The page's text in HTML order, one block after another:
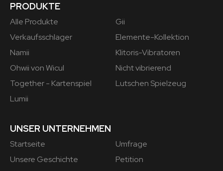
PRODUKTE
Alle Produkte
Verkaufsschlager
Namii
Ohwii von Wicul
Together - Kartenspiel
Lumii
Gii
Elemente-Kollektion
Klitoris-Vibratoren
Nicht vibrierend
Lutschen Spielzeug
UNSER UNTERNEHMEN
Startseite
Unsere Geschichte
Umfrage
Petition